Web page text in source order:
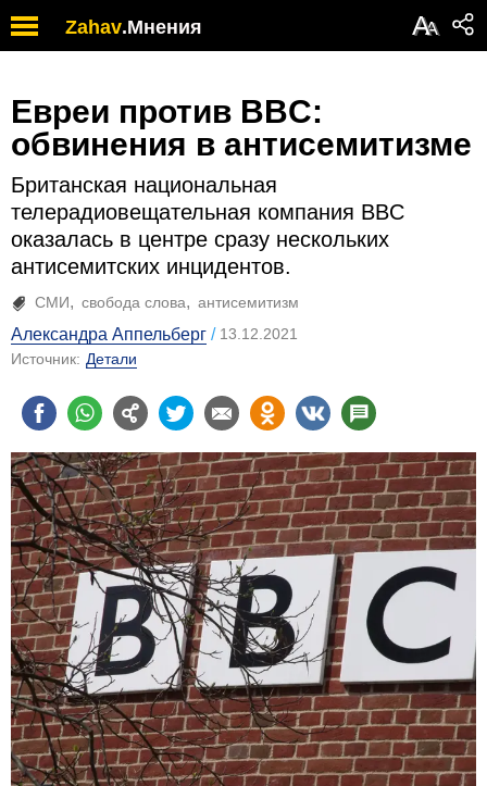
Zahav.Мнения АА
Евреи против BBC:
обвинения в антисемитизме
Британская национальная
телерадиовещательная компания BBC
оказалась в центре сразу нескольких
антисемитских инцидентов.
СМИ свобода слова антисемитизм
Александра Аппельберг
13.12.2021
Источник: Детали